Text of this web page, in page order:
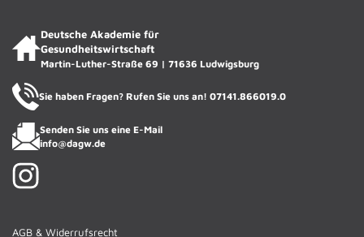
Deutsche Akademie für
Gesundheitswirtschaft
Martin-Luther-Straße 69 | 71636 Ludwigsburg
Sie haben Fragen? Rufen Sie uns an! 07141.866019.0
Senden Sie uns eine E-Mail
info@dagw.de
AGB & Widerrufsrecht